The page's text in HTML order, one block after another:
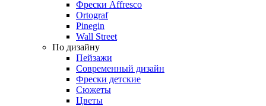
Фрески Affresco
Ortograf
Pinegin
Wall Street
По дизайну
Пейзажи
Современный дизайн
Фрески детские
Сюжеты
Цветы